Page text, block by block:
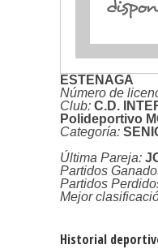
ESTENAGA
Número de
Club: C.D.
Polideportivo
Categoría:
Última Pareja:
Partidos
Partidos
Mejor
Historial